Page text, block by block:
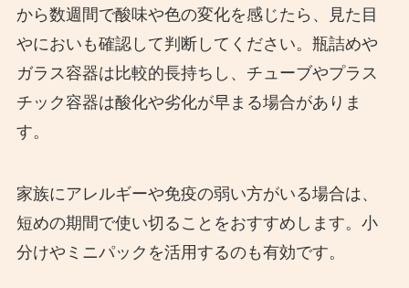
から数週間で酸味や色の変化を感じたら、見た目
やにおいも確認して判断してください。瓶詰めや
ガラス容器は比較的長持ちし、チューブやプラス
チック容器は酸化や劣化が早まる場合がありま
す。
家族にアレルギーや免疫の弱い方がいる場合は、
短めの期間で使い切ることをおすすめします。小
分けやミニパックを活用するのも有効です。